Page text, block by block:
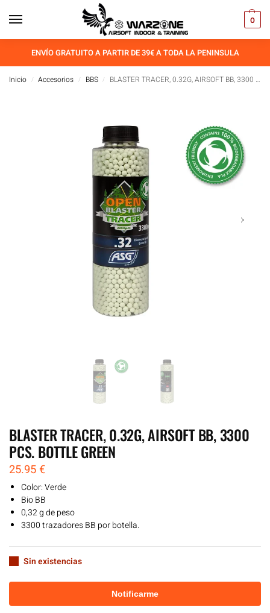
0
ENVÍO GRATUITO A PARTIR DE 39€ A TODA LA PENINSULA
Inicio / Accesorios / BBS / BLASTER TRACER, 0.32G, AIRSOFT BB, 3300 PCS. BOTTLE GREEN
BLASTER TRACER, 0.32G, AIRSOFT BB, 3300
PCS. BOTTLE GREEN
25.95€
Color: Verde
Bio BB
0,32 g de peso
3300 trazadores BB por botella.
Sin existencias